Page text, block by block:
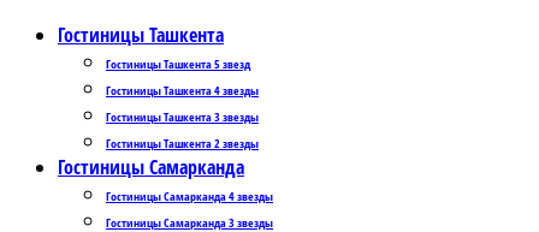
Гостиницы Ташкента
Гостиницы Ташкента 5 звезд
Гостиницы Ташкента 4 звезды
Гостиницы Ташкента 3 звезды
Гостиницы Ташкента 2 звезды
Гостиницы Самарканда
Гостиницы Самарканда 4 звезды
Гостиницы Самарканда 3 звезды